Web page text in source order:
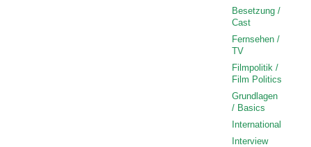
Besetzung /
Cast
Fernsehen /
TV
Filmpolitik /
Film Politics
Grundlagen
/ Basics
International
Interview